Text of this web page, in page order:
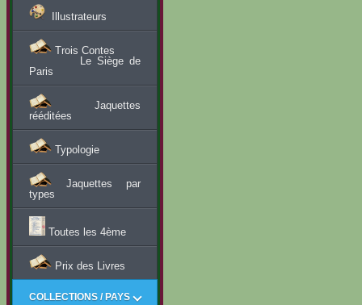
Illustrateurs
Trois Contes
Le Siège de
Paris
Jaquettes
rééditées
Typologie
Jaquettes par
types
Toutes les 4ème
Prix des Livres
COLLECTIONS / PAYS